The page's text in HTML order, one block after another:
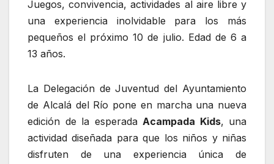
Juegos, convivencia, actividades al aire libre y
una experiencia inolvidable para los más
pequeños el próximo 10 de julio. Edad de 6 a
13 años.
La Delegación de Juventud del Ayuntamiento
de Alcalá del Río pone en marcha una nueva
edición de la esperada Acampada Kids, una
actividad diseñada para que los niños y niñas
disfruten de una experiencia única de